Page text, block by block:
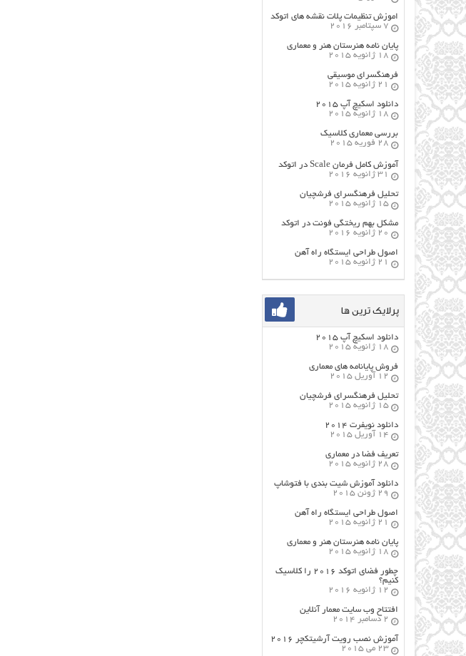
اموزش تنظیمات پلات نقشه های اتوکد
7 سپتامبر 2016
پایان نامه هنرستان هنر و معماري
18 ژانویه 2015
فرهنگسراي موسيقي
21 ژانویه 2015
دانلود اسکیچ آپ ۲۰۱۵
18 ژانویه 2015
بررسی معماری کلاسیک
28 فوریه 2015
آموزش کامل فرمان Scale در اتوکد
31 ژانویه 2016
تحلیل فرهنگسرای فرشچیان
15 ژانویه 2015
مشکل بهم ریختگی فونت در اتوکد
20 ژانویه 2016
اصول طراحي ایستگاه راه آهن
21 ژانویه 2015
پرلایک ترین ها
دانلود اسکیچ آپ ۲۰۱۵
18 ژانویه 2015
فروش پایانامه های معماری
12 آوریل 2015
تحلیل فرهنگسرای فرشچیان
15 ژانویه 2015
دانلود نویفرت ۲۰۱۴
14 آوریل 2015
تعریف فضا در معماری
28 ژانویه 2015
دانلود آموزش شیت بندی با فتوشاپ
29 ژوئن 2015
اصول طراحي ایستگاه راه آهن
21 ژانویه 2015
پایان نامه هنرستان هنر و معماري
18 ژانویه 2015
چطور فضای اتوکد ۲۰۱۶ را کلاسیک
کنیم؟
12 ژانویه 2016
افتتاح وب سایت معمار آنلاین
2 دسامبر 2014
آموزش نصب رویت آرشیتکچر ۲۰۱۶
23 می 2015